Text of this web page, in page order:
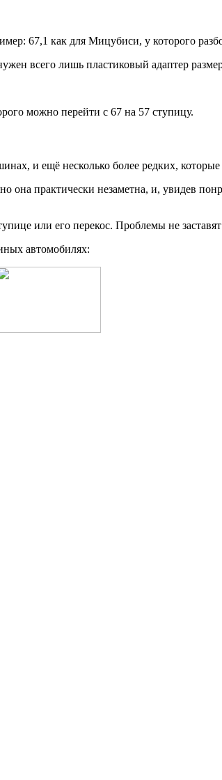
67,1 как для Мицубиси, у которого
всего лишь пластиковый адаптер
можно перейти с 67 на 57 ступицу.
и ещё несколько более редких,
практически незаметна, и, увидев
или его перекос. Проблемы не заставят
автомобилях: